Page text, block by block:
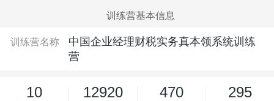
训练营基本信息
训练营名称
中国企业经理财税实务真本领系统训练
营
10 12920 470 295